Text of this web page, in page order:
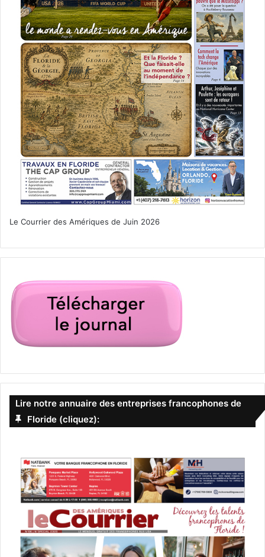
Le Courrier des Amériques de Juin 2026
Lire notre annuaire des entreprises francophones de
Floride (cliquez):